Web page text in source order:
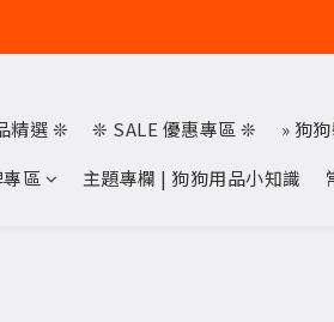
精選 ❊ ❊ SALE 優惠專區 ❊ » 狗
區
主題專欄 | 狗狗用品小知識